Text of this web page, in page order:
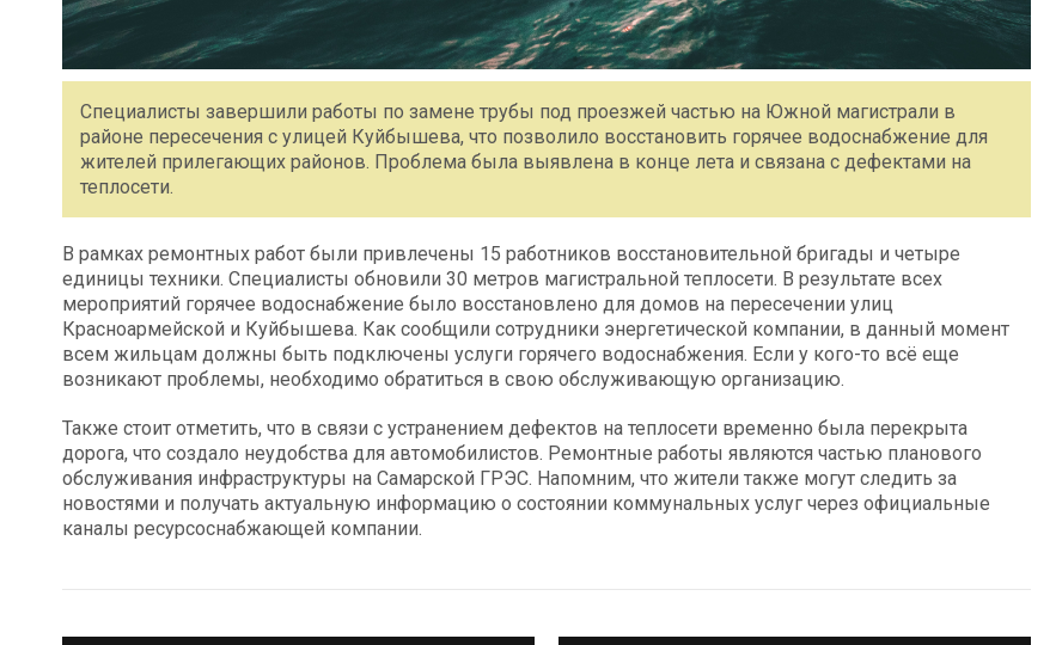
Специалисты завершили работы по замене трубы под проезжей частью на Южной магистрали в
районе пересечения с улицей Куйбышева, что позволило восстановить горячее водоснабжение для
жителей прилегающих районов. Проблема была выявлена в конце лета и связана с дефектами на
теплосети.
В рамках ремонтных работ были привлечены 15 работников восстановительной бригады и четыре
единицы техники. Специалисты обновили 30 метров магистральной теплосети. В результате всех
мероприятий горячее водоснабжение было восстановлено для домов на пересечении улиц
Красноармейской и Куйбышева. Как сообщили сотрудники энергетической компании, в данный момент
всем жильцам должны быть подключены услуги горячего водоснабжения. Если у кого-то всё еще
возникают проблемы, необходимо обратиться в свою обслуживающую организацию.
Также стоит отметить, что в связи с устранением дефектов на теплосети временно была перекрыта
дорога, что создало неудобства для автомобилистов. Ремонтные работы являются частью планового
обслуживания инфраструктуры на Самарской ГРЭС. Напомним, что жители также могут следить за
новостями и получать актуальную информацию о состоянии коммунальных услуг через официальные
каналы ресурсоснабжающей компании.